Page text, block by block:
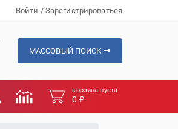
Войти / Зарегистрироваться
МАССОВЫЙ ПОИСК
корзина пуста
0 ₽